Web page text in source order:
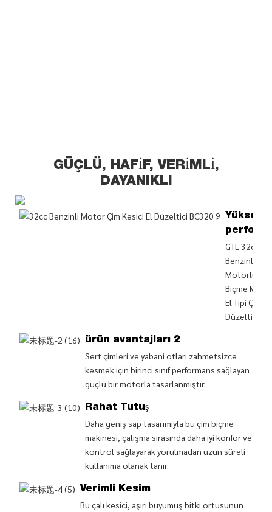
GÜÇLÜ, HAFIF, VERIMLI,
DAYANIKLI
Yüksek
GTL 32cc
Benzinli
Motorlu Çim
Biçme
El Tipi Çim
Düzeltici
ürün avantajları 2
Sert çimleri ve yabani otları zahmetsizce
kesmek için birinci sınıf performans sağlayan
güçlü bir motorla tasarlanmıştır.
Rahat Tutuş
Daha geniş sap tasarımıyla bu çim biçme
makinesi, çalışma sırasında daha iyi konfor ve
kontrol sağlayarak yorulmadan uzun süreli
kullanıma olanak tanır.
Verimli Kesim
Bu çalı kesici, aşırı büyümüş bitki örtüsünün